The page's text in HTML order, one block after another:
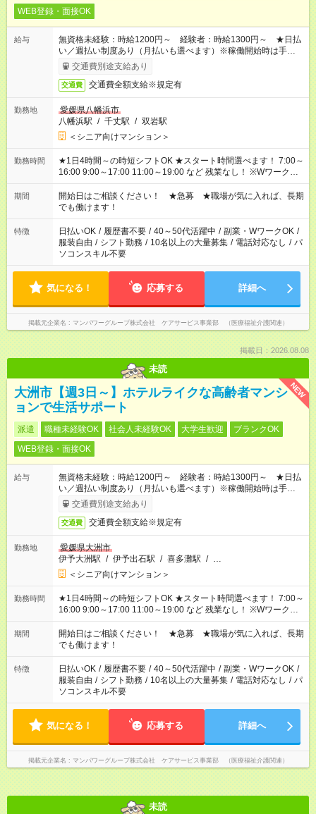
WEB登録・面接OK
給与
無資格未経験：時給1200円～ 経験者：時給1300円～ ★日払
い／週払い制度あり（月払いも選べます）※稼働開始時は手続き
完了次第のお支払いとなります。
交通費別途支給あり
交通費 交通費全額支給※規定有
勤務地
愛媛県八幡浜市
八幡浜駅 / 千丈駅 / 双岩駅
＜シニア向けマンション＞
勤務時間
★1日4時間～の時短シフトOK ★スタート時間選べます！ 7:00～
16:00 9:00～17:00 11:00～19:00 など 残業なし！ ※Wワークの
場合、他のお仕事と合わせ週40時間超の就業はご案内できませ
ん ※法令に基づき、週20時間以上勤務は社会保険への加入対象
となります ※労働者派遣法（日雇い派遣の原則禁止）により、
短時間・短期間の就業はご案内が難しい場合があります
期間
開始日はご相談ください！ ★急募 ★職場が気に入れば、長期
でも働けます！
特徴 日払いOK / 履歴書不要 / 40～50代活躍中 / 副業・WワークOK /
服装自由 / シフト勤務 / 10名以上の大量募集 / 電話対応なし / パ
ソコンスキル不要
気になる！ 応募する 詳細へ
掲載元企業名 マンパワーグループ株式会社 ケアサービス事業部 （医療福祉介護関連）
掲載日：2026.08.08
未読
NEW
大洲市【週3日～】ホテルライクな高齢者マンシ
ョンで生活サポート
派遣 職種未経験OK 社会人未経験OK 大学生歓迎
ブランクOK
WEB登録・面接OK
給与
無資格未経験：時給1200円～ 経験者：時給1300円～ ★日払
い／週払い制度あり（月払いも選べます）※稼働開始時は手続き
完了次第のお支払いとなります。
交通費別途支給あり
交通費 交通費全額支給※規定有
勤務地
愛媛県大洲市
伊予大洲駅 / 伊予出石駅 / 喜多灘駅 / …
＜シニア向けマンション＞
勤務時間
★1日4時間～の時短シフトOK ★スタート時間選べます！ 7:00～
16:00 9:00～17:00 11:00～19:00 など 残業なし！ ※Wワークの
場合、他のお仕事と合わせ週40時間超の就業はご案内できませ
ん ※法令に基づき、週20時間以上勤務は社会保険への加入対象
となります ※労働者派遣法（日雇い派遣の原則禁止）により、
短時間・短期間の就業はご案内が難しい場合があります
期間
開始日はご相談ください！ ★急募 ★職場が気に入れば、長期
でも働けます！
特徴 日払いOK / 履歴書不要 / 40～50代活躍中 / 副業・WワークOK /
服装自由 / シフト勤務 / 10名以上の大量募集 / 電話対応なし / パ
ソコンスキル不要
気になる！ 応募する 詳細へ
掲載元企業名 マンパワーグループ株式会社 ケアサービス事業部 （医療福祉介護関連）
未読